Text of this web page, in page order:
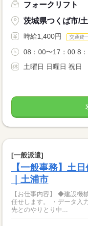
フォークリフト
茨城県つくば市/
時給1,400円 交通費
08：00〜17：00 8
土曜日 日曜日 祝日
[一般派遣]
【一般事務】土
｜土浦市
【お仕事内容】 ◆建設機
任せします。 ・データ入力（Word・Excel使用） ・電話応対（取引
先とのやりとり中...